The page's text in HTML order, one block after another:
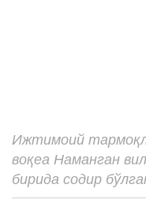
Реклама
СПОРТ
Ижтимоий
воқеа Наманган
бирида содир